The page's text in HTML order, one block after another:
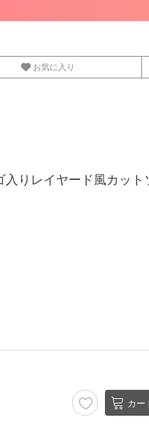
お気に入り
りレイヤード風カット
カー